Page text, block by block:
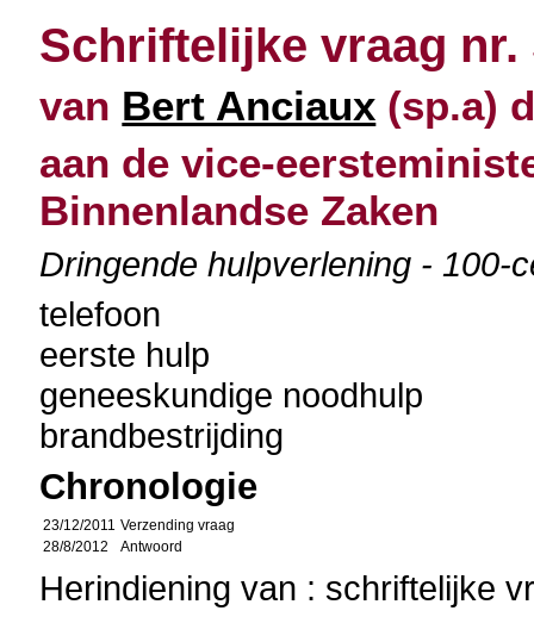
Schriftelijke vraag nr.
van Bert Anciaux (sp.a)
aan de vice-
Binnenlandse Zaken
Dringende hulpverlening - 100-
telefoon
eerste hulp
geneeskundige noodhulp
brandbestrijding
Chronologie
23/12/2011 Verzending vraag
28/8/2012
Antwoord
Herindiening van : schriftelijke